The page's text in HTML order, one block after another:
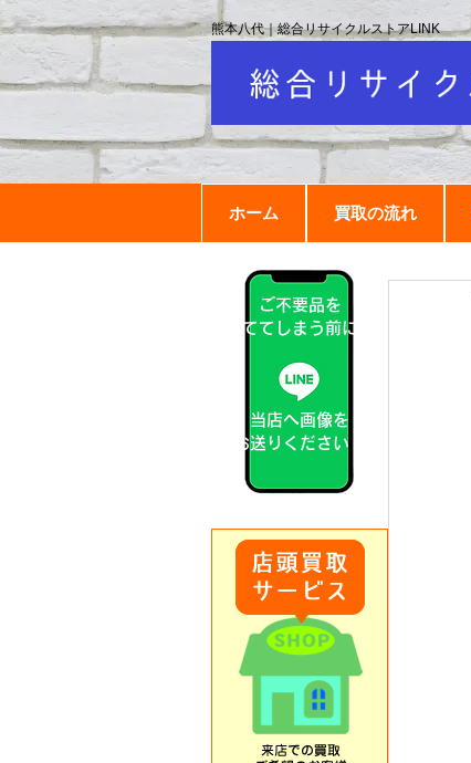
ホーム 買取の流れ
熊本八代｜総合リサイクルストアLINK
ご不要品を
捨ててしまう前に！
当店へ画像を
お送りください！